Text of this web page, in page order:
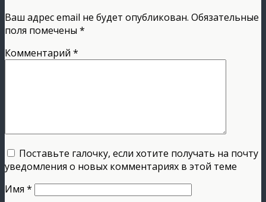
Ваш адрес email не будет опубликован. Обязательные
поля помечены *
Комментарий *
Поставьте галочку, если хотите получать на почту
уведомления о новых комментариях в этой теме
Имя *